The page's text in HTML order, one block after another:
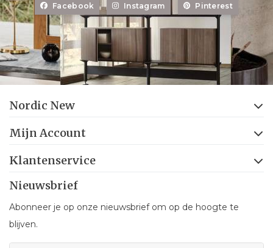
Facebook Instagram Pinterest
Nordic New
Mijn Account
Klantenservice
Nieuwsbrief
Abonneer je op onze nieuwsbrief om op de hoogte te
blijven.